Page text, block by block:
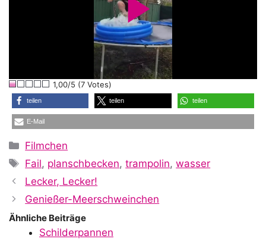
P
l
a
y
V
1,00/5 (7 Votes)
teilen teilen teilen
E-Mail
Kategorien
Filmchen
Schlagwörter
Fail, planschbecken,trampolin,wasser
Lecker, Lecker!
Genießer-Meerschweinchen
Ähnliche Beiträge
Schilderpannen